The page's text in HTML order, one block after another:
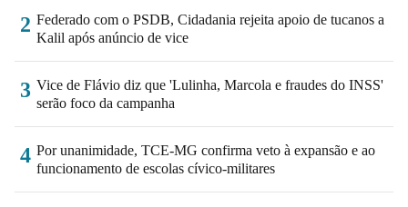
2 Federado com o PSDB, Cidadania rejeita apoio de tucanos a
Kalil após anúncio de vice
3 Vice de Flávio diz que 'Lulinha, Marcola e fraudes do INSS'
serão foco da campanha
4 Por unanimidade, TCE-MG confirma veto à expansão e ao
funcionamento de escolas cívico-militares